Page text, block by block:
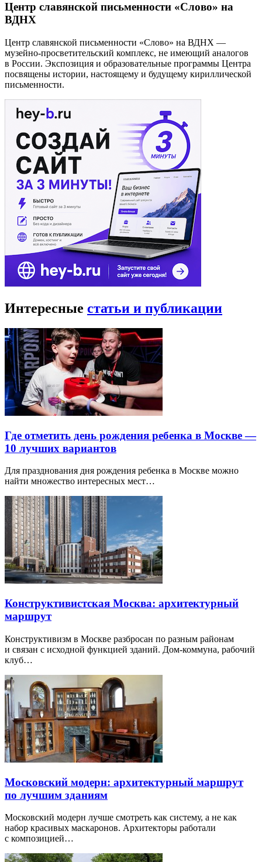
Центр славянской письменности «Слово» на
ВДНХ
Центр славянской письменности «Слово» на ВДНХ —
музейно-просветительский комплекс, не имеющий аналогов
в России. Экспозиция и образовательные программы Центра
посвящены истории, настоящему и будущему кириллической
письменности.
Интересные статьи и публикации
Где отметить день рождения ребенка в Москве —
10 лучших вариантов
Для празднования дня рождения ребенка в Москве можно
найти множество интересных мест…
Конструктивистская Москва: архитектурный
маршрут
Конструктивизм в Москве разбросан по разным районам
и связан с исходной функцией зданий. Дом-коммуна, рабочий
клуб…
Московский модерн: архитектурный маршрут
по лучшим зданиям
Московский модерн лучше смотреть как систему, а не как
набор красивых маскаронов. Архитекторы работали
с композицией…